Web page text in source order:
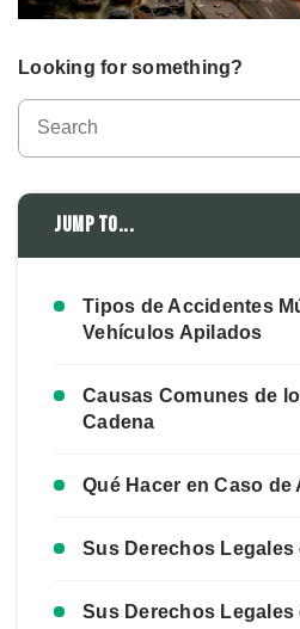
Looking for something?
Jump to...
Tipos de Accidentes
Vehículos Apilados
Causas Comunes de
Cadena
Qué Hacer en Caso
Sus Derechos Legales
Sus Derechos